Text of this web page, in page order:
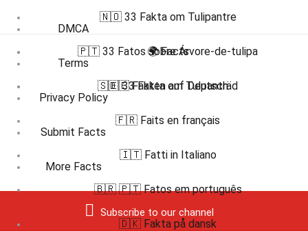
DMCA
Terms
Privacy Policy
Submit Facts
More Facts
Subscribe to our channel
🇳🇴 33 Fakta om Tulipantre
🇵🇹 33 Fatos sobre Árvore-de-tulipa
🇸🇪 33 Fakta om Tulpanträd
🌍 Facts
🇩🇪 Fakten auf Deutsch
🇫🇷 Faits en français
🇮🇹 Fatti in Italiano
🇧🇷 🇵🇹 Fatos em português
🇩🇰 Fakta på dansk